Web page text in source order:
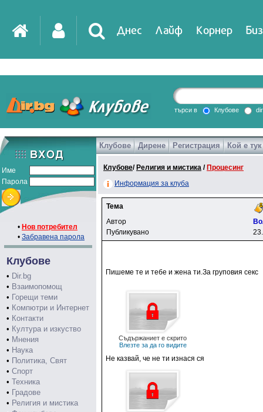
Днес Лайф Корнер
DirTV Impressio
Games
търси в Клубове
Име
Парола
• Нов потребител
• Забравена парола
Клубове
• Dir.bg
• Взаимопомощ
• Горещи теми
• Компютри и Интернет
• Контакти
• Култура и изкуство
• Мнения
• Наука
• Политика, Свят
• Спорт
• Техника
• Градове
• Религия и мистика
Клубове Дирене Регистрация Кой е тук
Клубове/ Религия и мистика / Процесинг
Информация за клуба
Тема
Автор
Публикувано
Пишеме те и тебе и жена ти.За груповия секс
Съдържаниет е скрито
Влезте за да го видите
Не казвай, че не ти изнася ся